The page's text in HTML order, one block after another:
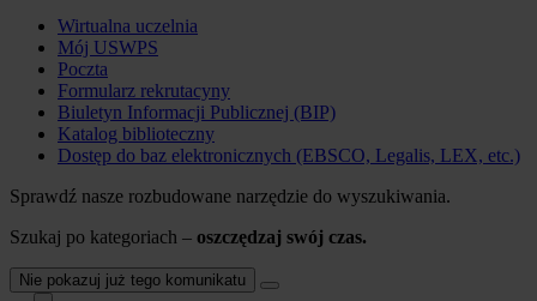
Wirtualna uczelnia
Mój USWPS
Poczta
Formularz rekrutacyny
Biuletyn Informacji Publicznej (BIP)
Katalog biblioteczny
Dostęp do baz elektronicznych (EBSCO, Legalis, LEX, etc.)
Sprawdź nasze rozbudowane narzędzie do wyszukiwania.
Szukaj po kategoriach – oszczędzaj swój czas.
Nie pokazuj już tego komunikatu